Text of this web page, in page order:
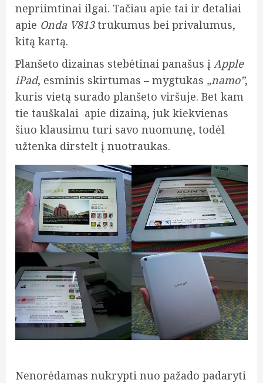
nepriimtinai ilgai. Tačiau apie tai ir detaliai
apie Onda V813trūkumus bei privalumus,
kitą kartą.
Planšeto dizainas stebėtinai panašus į Apple
iPad, esminis skirtumas – mygtukas „namo”,
kuris vietą surado planšeto viršuje. Bet kam
tie tauškalai apie dizainą, juk kiekvienas
šiuo klausimu turi savo nuomunę, todėl
užtenka dirstelt į nuotraukas.
Nenorėdamas nukrypti nuo pažado padaryti